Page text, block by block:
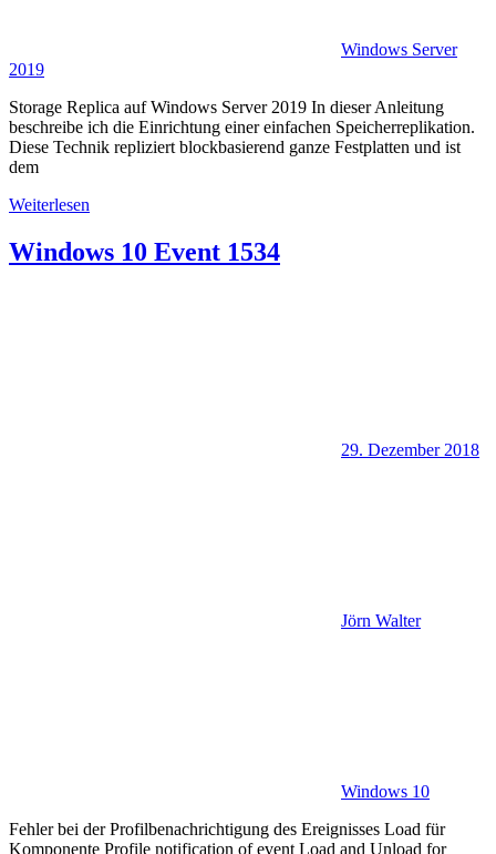
Windows Server
2019
Storage Replica auf Windows Server 2019 In dieser Anleitung
beschreibe ich die Einrichtung einer einfachen Speicherreplikation.
Diese Technik repliziert blockbasierend ganze Festplatten und ist
dem
Weiterlesen
Windows 10 Event 1534
29. Dezember 2018
Jörn Walter
Windows 10
Fehler bei der Profilbenachrichtigung des Ereignisses Load für
Komponente Profile notification of event Load and Unload for